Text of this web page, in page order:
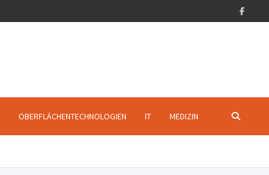
OBERFLÄCHENTECHNOLOGIEN IT MEDIZIN